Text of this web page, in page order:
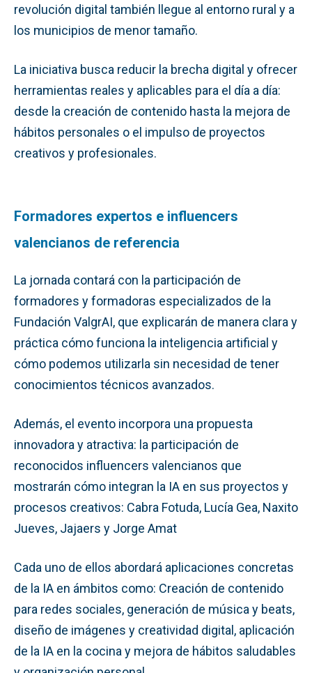
revolución digital también llegue al entorno rural y a
los municipios de menor tamaño.
La iniciativa busca reducir la brecha digital y ofrecer
herramientas reales y aplicables para el día a día:
desde la creación de contenido hasta la mejora de
hábitos personales o el impulso de proyectos
creativos y profesionales.
Formadores expertos e influencers
valencianos de referencia
La jornada contará con la participación de
formadores y formadoras especializados de la
Fundación ValgrAI, que explicarán de manera clara y
práctica cómo funciona la inteligencia artificial y
cómo podemos utilizarla sin necesidad de tener
conocimientos técnicos avanzados.
Además, el evento incorpora una propuesta
innovadora y atractiva: la participación de
reconocidos influencers valencianos que
mostrarán cómo integran la IA en sus proyectos y
procesos creativos: Cabra Fotuda, Lucía Gea, Naxito
Jueves, Jajaers y Jorge Amat
Cada uno de ellos abordará aplicaciones concretas
de la IA en ámbitos como: Creación de contenido
para redes sociales, generación de música y beats,
diseño de imágenes y creatividad digital, aplicación
de la IA en la cocina y mejora de hábitos saludables